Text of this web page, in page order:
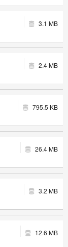
3.1 MB
2.4 MB
795.5 KB
26.4 MB
3.2 MB
12.6 MB